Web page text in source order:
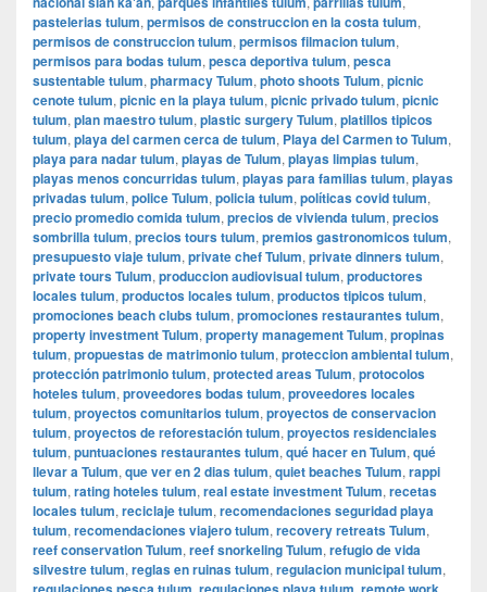
pastelerias tulum, permisos de construccion en la costa tulum,
permisos de construccion tulum, permisos filmacion tulum,
permisos para bodas tulum, pesca deportiva tulum, pesca
sustentable tulum, pharmacy Tulum, photo shoots Tulum, picnic
cenote tulum, picnic en la playa tulum, picnic privado tulum, picnic
tulum, plan maestro tulum, plastic surgery Tulum, platillos tipicos
tulum, playa del carmen cerca de tulum, Playa del Carmen to Tulum,
playa para nadar tulum, playas de Tulum, playas limpias tulum,
playas menos concurridas tulum, playas para familias tulum, playas
privadas tulum, police Tulum, policia tulum, políticas covid tulum,
precio promedio comida tulum, precios de vivienda tulum, precios
sombrilla tulum, precios tours tulum, premios gastronomicos tulum,
presupuesto viaje tulum, private chef Tulum, private dinners tulum,
private tours Tulum, produccion audiovisual tulum, productores
locales tulum, productos locales tulum, productos tipicos tulum,
promociones beach clubs tulum, promociones restaurantes tulum,
property investment Tulum, property management Tulum, propinas
tulum, propuestas de matrimonio tulum, proteccion ambiental tulum,
protección patrimonio tulum, protected areas Tulum, protocolos
hoteles tulum, proveedores bodas tulum, proveedores locales
tulum, proyectos comunitarios tulum, proyectos de conservacion
tulum, proyectos de reforestación tulum, proyectos residenciales
tulum, puntuaciones restaurantes tulum, qué hacer en Tulum, qué
llevar a Tulum, que ver en 2 dias tulum, quiet beaches Tulum, rappi
tulum, rating hoteles tulum, real estate investment Tulum, recetas
locales tulum, reciclaje tulum, recomendaciones seguridad playa
tulum, recomendaciones viajero tulum, recovery retreats Tulum,
reef conservation Tulum, reef snorkeling Tulum, refugio de vida
silvestre tulum, reglas en ruinas tulum, regulacion municipal tulum,
, ,